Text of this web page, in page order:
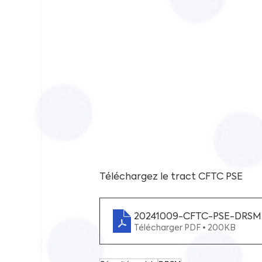
Téléchargez le tract CFTC PSE
20241009-CFTC-PSE-DRSM
Télécharger PDF • 200KB